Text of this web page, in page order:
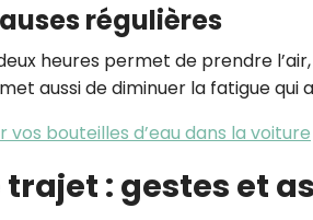
régulières
heures permet de prendre
aussi de diminuer la fatigue qui
vos bouteilles d’eau dans la voiture
: gestes et